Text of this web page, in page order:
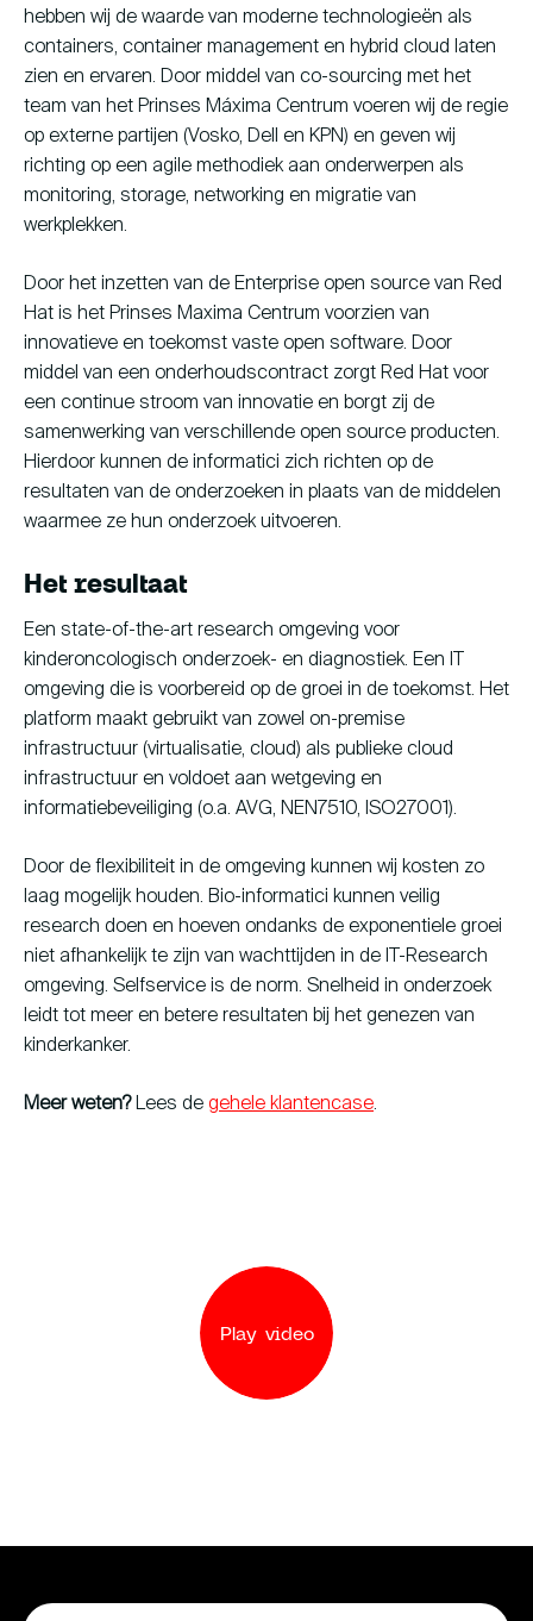
hebben wij de waarde van moderne technologieën als
containers, container management en hybrid cloud laten
zien en ervaren. Door middel van co-sourcing met het
team van het Prinses Máxima Centrum voeren wij de regie
op externe partijen (Vosko, Dell en KPN) en geven wij
richting op een agile methodiek aan onderwerpen als
monitoring, storage, networking en migratie van
werkplekken.
Door het inzetten van de Enterprise open source van Red
Hat is het Prinses Maxima Centrum voorzien van
innovatieve en toekomst vaste open software. Door
middel van een onderhoudscontract zorgt Red Hat voor
een continue stroom van innovatie en borgt zij de
samenwerking van verschillende open source producten.
Hierdoor kunnen de informatici zich richten op de
resultaten van de onderzoeken in plaats van de middelen
waarmee ze hun onderzoek uitvoeren.
Het resultaat
Een state-of-the-art research omgeving voor
kinderoncologisch onderzoek- en diagnostiek. Een IT
omgeving die is voorbereid op de groei in de toekomst. Het
platform maakt gebruikt van zowel on-premise
infrastructuur (virtualisatie, cloud) als publieke cloud
infrastructuur en voldoet aan wetgeving en
informatiebeveiliging (o.a. AVG, NEN7510, ISO27001).
Door de flexibiliteit in de omgeving kunnen wij kosten zo
laag mogelijk houden. Bio-informatici kunnen veilig
research doen en hoeven ondanks de exponentiele groei
niet afhankelijk te zijn van wachttijden in de IT-Research
omgeving. Selfservice is de norm. Snelheid in onderzoek
leidt tot meer en betere resultaten bij het genezen van
kinderkanker.
Meer weten?Lees de gehele klantencase.
Play video